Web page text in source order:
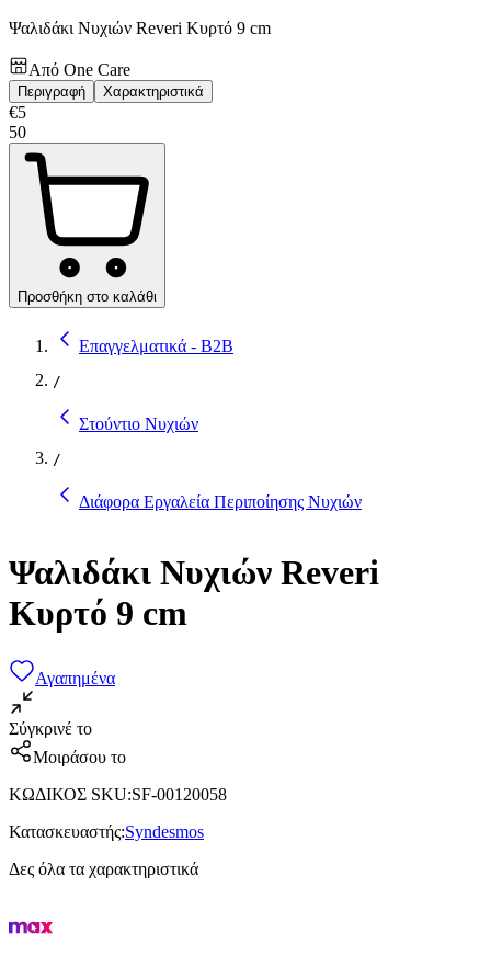
Ψαλιδάκι Νυχιών Reveri Κυρτό 9 cm
Από One Care
Περιγραφή Χαρακτηριστικά
€5
50
Προσθήκη στο καλάθι
Επαγγελματικά - B2B
/
Στούντιο Νυχιών
/
Διάφορα Εργαλεία Περιποίησης Νυχιών
Ψαλιδάκι Νυχιών Reveri
Κυρτό 9 cm
Αγαπημένα
Σύγκρινέ το
Μοιράσου το
ΚΩΔΙΚΟΣ SKU:SF-00120058
Κατασκευαστής:Syndesmos
Δες όλα τα χαρακτηριστικά